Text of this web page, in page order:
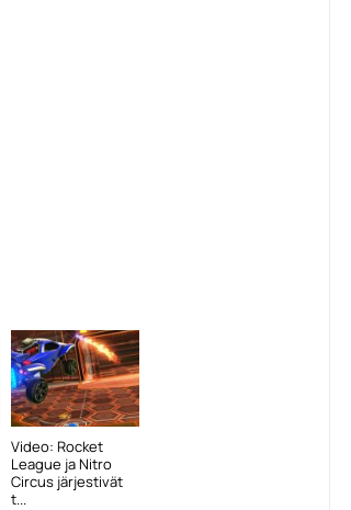
Video: Rocket
League ja Nitro
Circus järjestivät
t...